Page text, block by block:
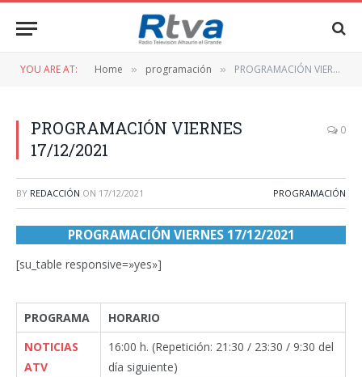
YOU ARE AT: Home » programación » PROGRAMACIÓN VIERNES 17/12/2021
PROGRAMACIÓN VIERNES
17/12/2021
0
BY REDACCIÓN ON 17/12/2021 PROGRAMACIÓN
PROGRAMACIÓN VIERNES 17/12/2021
[su_table responsive=»yes»]
PROGRAMA
HORARIO
NOTICIAS
ATV
16:00 h. (Repetición: 21:30 / 23:30 / 9:30 del
día siguiente)